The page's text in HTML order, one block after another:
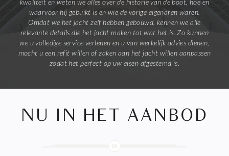
kwaliteit en weten we alles over de historie van de boot, hoe en
waarvoor hij gebuikt is en wie de vorige eigenaren waren.
Omdat we het jacht zelf hebben gebouwd, kennen we alle
relevante details die het jacht maken tot wat het is. Zo kunnen
we u volledige service verlenen en u van werkelijk advies dienen,
mocht u een refit willen of zaken aan het jacht willen aanpassen
zodat het perfect op uw eisen afgestemd is.
NU IN HET AANBOD